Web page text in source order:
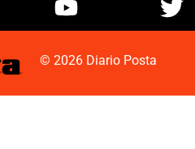
© 2026 Diario Posta